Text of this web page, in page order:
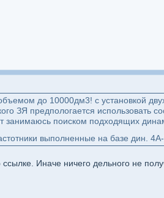
до 10000дм3! с установкой
ЗЯ предпологается использовать
занимаюсь поиском подходящих
выполненные на базе дин.
Иначе ничего дельного не